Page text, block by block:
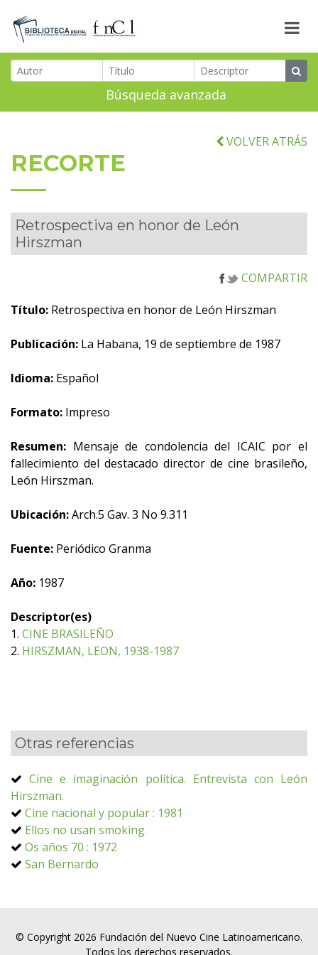
Búsqueda avanzada
VOLVER ATRÁS
RECORTE
Retrospectiva en honor de León
Hirszman
COMPARTIR
Título: Retrospectiva en honor de León Hirszman
Publicación: La Habana, 19 de septiembre de 1987
Idioma: Español
Formato: Impreso
Resumen: Mensaje de condolencia del ICAIC por el
fallecimiento del destacado director de cine brasileño,
León Hirszman.
Ubicación:Arch.5 Gav. 3 No 9.311
Fuente: Periódico Granma
Año: 1987
Descriptor(es)
1. CINE BRASILEÑO
2. HIRSZMAN, LEON, 1938-1987
Otras referencias
Cine e imaginación política. Entrevista con León
Hirszman.
Cine nacional y popular : 1981
Ellos no usan smoking.
Os años 70 : 1972
San Bernardo
© Copyright 2026 Fundación del Nuevo Cine Latinoamericano.
Todos los derechos reservados.